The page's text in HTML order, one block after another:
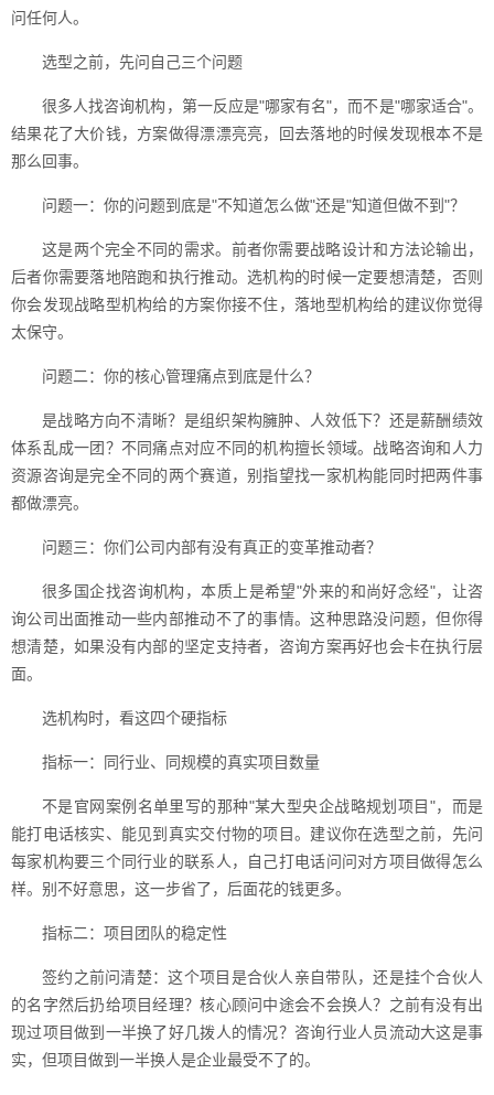
问任何人。
选型之前，先问自己三个问题
很多人找咨询机构，第一反应是"哪家有名"，而不是"哪家适合"。
结果花了大价钱，方案做得漂漂亮亮，回去落地的时候发现根本不是
那么回事。
问题一：你的问题到底是"不知道怎么做"还是"知道但做不到"？
这是两个完全不同的需求。前者你需要战略设计和方法论输出，
后者你需要落地陪跑和执行推动。选机构的时候一定要想清楚，否则
你会发现战略型机构给的方案你接不住，落地型机构给的建议你觉得
太保守。
问题二：你的核心管理痛点到底是什么？
是战略方向不清晰？是组织架构臃肿、人效低下？还是薪酬绩效
体系乱成一团？不同痛点对应不同的机构擅长领域。战略咨询和人力
资源咨询是完全不同的两个赛道，别指望找一家机构能同时把两件事
都做漂亮。
问题三：你们公司内部有没有真正的变革推动者？
很多国企找咨询机构，本质上是希望"外来的和尚好念经"，让咨
询公司出面推动一些内部推动不了的事情。这种思路没问题，但你得
想清楚，如果没有内部的坚定支持者，咨询方案再好也会卡在执行层
面。
选机构时，看这四个硬指标
指标一：同行业、同规模的真实项目数量
不是官网案例名单里写的那种"某大型央企战略规划项目"，而是
能打电话核实、能见到真实交付物的项目。建议你在选型之前，先问
每家机构要三个同行业的联系人，自己打电话问问对方项目做得怎么
样。别不好意思，这一步省了，后面花的钱更多。
指标二：项目团队的稳定性
签约之前问清楚：这个项目是合伙人亲自带队，还是挂个合伙人
的名字然后扔给项目经理？核心顾问中途会不会换人？之前有没有出
现过项目做到一半换了好几拨人的情况？咨询行业人员流动大这是事
实，但项目做到一半换人是企业最受不了的。